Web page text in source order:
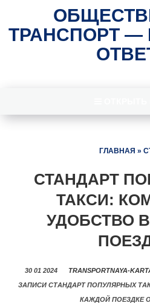
ТРАНСПОРТ
ГЛАВНАЯ »
СТАНДАРТ
ТАКСИ:
УДОБСТВО
30 01 2024 TRANSPORTNAYA-
ЗАПИСИ СТАНДАРТ ПОПУЛЯРНЫХ
КАЖДОЙ ПОЕЗДКЕ